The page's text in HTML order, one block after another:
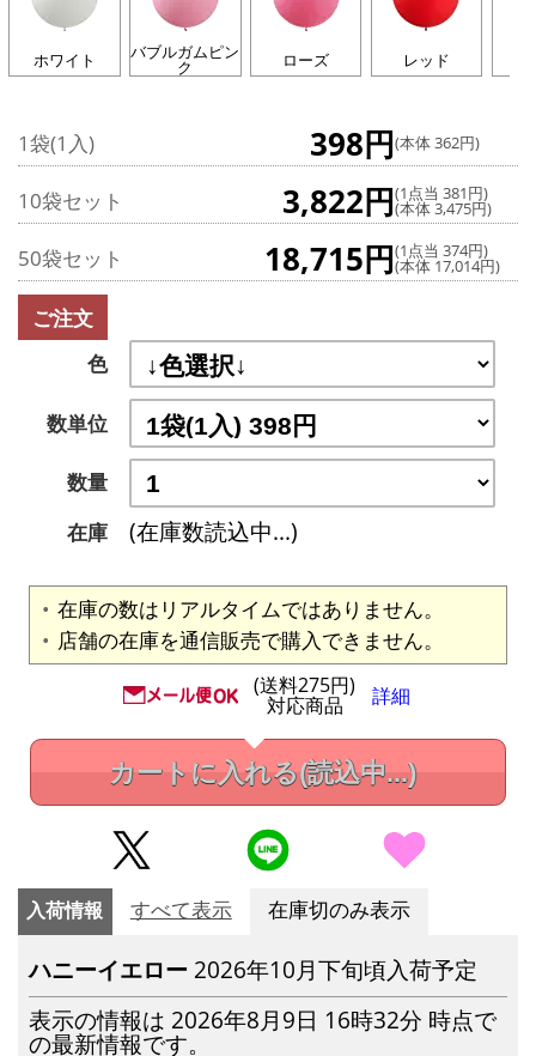
ホワイト バブルガムピン
ク ローズ レッド
1袋(1入) 398円(本体 362円)
10袋セット 3,822円(1点当 381円)
(本体 3,475円)
50袋セット 18,715円(1点当 374円)
(本体 17,014円)
ご注文
色
数単位
数量
在庫
(在庫数読込中...)
在庫の数はリアルタイムではありません。
店舗の在庫を通信販売で購入できません。
(送料275円)
対応商品 詳細
カートに入れる(読込中...)
入荷情報 すべて表示 在庫切のみ表示
ハニーイエロー 2026年10月下旬頃入荷予定
表示の情報は 2026年8月9日 16時32分 時点で
の最新情報です。